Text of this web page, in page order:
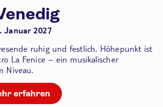
Januar 2027
ruhig und festlich. Höhepunkt ist
La Fenice – ein musikalischer
Niveau.
erfahren